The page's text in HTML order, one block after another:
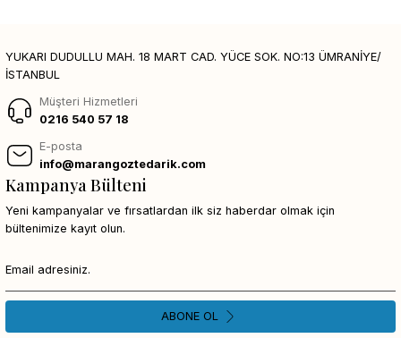
YUKARI DUDULLU MAH. 18 MART CAD. YÜCE SOK. NO:13 ÜMRANİYE/
İSTANBUL
Müşteri Hizmetleri
0216 540 57 18
E-posta
info@marangoztedarik.com
Kampanya Bülteni
Yeni kampanyalar ve fırsatlardan ilk siz haberdar olmak için
bültenimize kayıt olun.
ABONE OL